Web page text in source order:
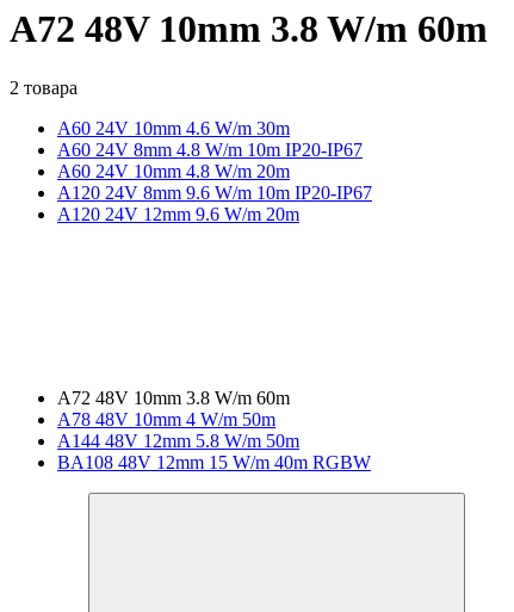
A72 48V 10mm 3.8 W/m 60m
2 товара
A60 24V 10mm 4.6 W/m 30m
A60 24V 8mm 4.8 W/m 10m IP20-IP67
A60 24V 10mm 4.8 W/m 20m
A120 24V 8mm 9.6 W/m 10m IP20-IP67
A120 24V 12mm 9.6 W/m 20m
A72 48V 10mm 3.8 W/m 60m
A78 48V 10mm 4 W/m 50m
A144 48V 12mm 5.8 W/m 50m
BA108 48V 12mm 15 W/m 40m RGBW